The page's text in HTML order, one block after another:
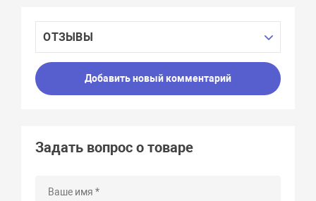
ОТЗЫВЫ
Добавить новый комментарий
Задать вопрос о товаре